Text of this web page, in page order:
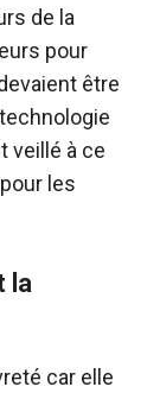
de la
pour
être
veillé à ce
les
la
car elle